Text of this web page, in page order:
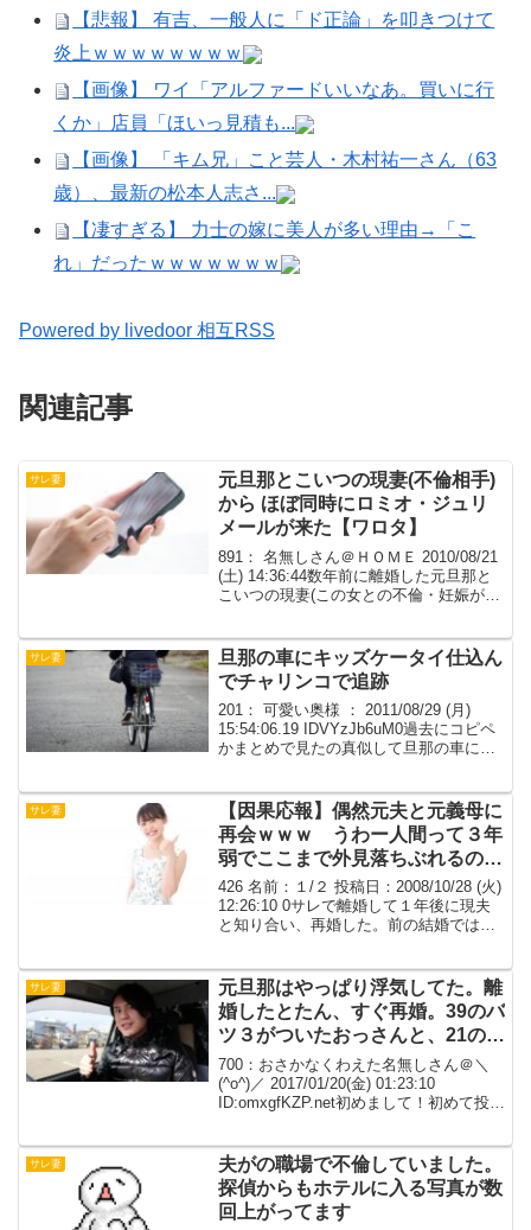
【悲報】 有吉、一般人に「ド正論」を叩きつけて
炎上ｗｗｗｗｗｗｗｗ
【画像】 ワイ「アルファードいいなあ。買いに行
くか」店員「ほいっ見積も...
【画像】 「キム兄」こと芸人・木村祐一さん（63
歳）、最新の松本人志さ...
【凄すぎる】 力士の嫁に美人が多い理由→「こ
れ」だったｗｗｗｗｗｗｗ
Powered by livedoor 相互RSS
関連記事
サレ妻
元旦那とこいつの現妻(不倫相手)
から ほぼ同時にロミオ・ジュリ
メールが来た【ワロタ】
891： 名無しさん＠ＨＯＭＥ 2010/08/21
(土) 14:36:44数年前に離婚した元旦那と
こいつの現妻(この女との不倫・妊娠が離
しぶりです。お元気ですか？...
サレ妻
旦那の車にキッズケータイ仕込ん
でチャリンコで追跡
201： 可愛い奥様 ： 2011/08/29 (月)
15:54:06.19 IDVYzJb6uM0過去にコピペ
かまとめで見たの真似して旦那の車にキ
で乗り込んで後部座...
サレ妻
【因果応報】偶然元夫と元義母に
再会ｗｗｗ うわー人間って３年
弱でここまで外見落ちぶれるの
か？
426 名前：１/２ 投稿日：2008/10/28 (火)
12:26:10 0サレで離婚して１年後に現夫
と知り合い、再婚した。前の結婚では授
すぐにﾌﾟﾘと再婚し...
サレ妻
元旦那はやっぱり浮気してた。離
婚したとたん、すぐ再婚。39のバ
ツ３がついたおっさんと、21の糞
ガキが(笑)
700：おさかなくわえた名無しさん＠＼
(^o^)／ 2017/01/20(金) 01:23:10
ID:omxgfKZP.net初めまして！初めて投稿
い(おばあちゃん...
サレ妻
夫がの職場で不倫していました。
探偵からもホテルに入る写真が数
回上がってます